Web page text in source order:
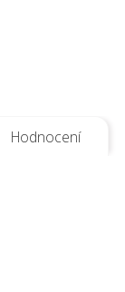
Hodnocení